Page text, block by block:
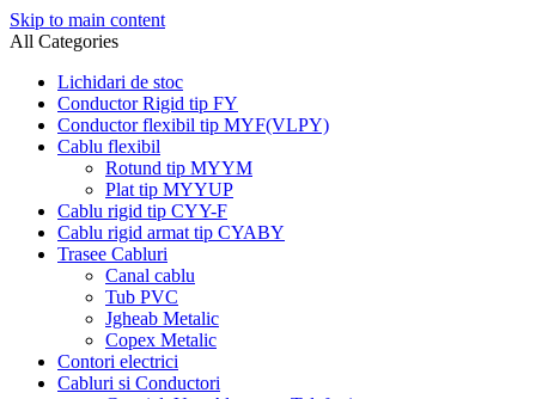
Skip to main content
All Categories
Lichidari de stoc
Conductor Rigid tip FY
Conductor flexibil tip MYF(VLPY)
Cablu flexibil
Rotund tip MYYM
Plat tip MYYUP
Cablu rigid tip CYY-F
Cablu rigid armat tip CYABY
Trasee Cabluri
Canal cablu
Tub PVC
Jgheab Metalic
Copex Metalic
Contori electrici
Cabluri si Conductori